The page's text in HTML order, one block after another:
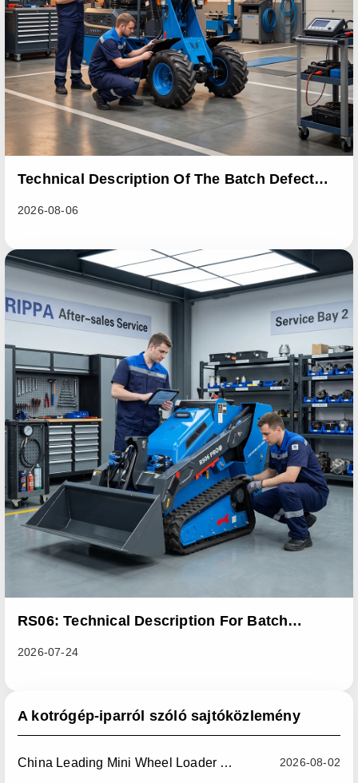
Technical Description Of The Batch Defect
2026-08-06
RS06: Technical Description For Batch
2026-07-24
A kotrógép-iparról szóló sajtóközlemény
2026-08-02
China Leading Mini Wheel Loader Supplier: Reliable Compact Wheel Loaders For Global Markets